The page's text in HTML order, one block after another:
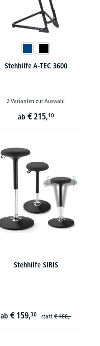
Stehhilfe A-TEC 3600
2 Varianten zur Auswahl
ab € 215,10
Stehhilfe SIRIS
ab € 159,30 statt€ 188,-